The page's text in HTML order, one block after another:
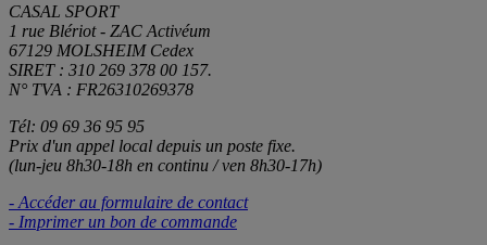
CASAL SPORT
1 rue Blériot - ZAC Activéum
67129 MOLSHEIM Cedex
SIRET : 310 269 378 00 157.
N° TVA : FR26310269378
Tél: 09 69 36 95 95
Prix d'un appel local depuis un poste fixe.
(lun-jeu 8h30-18h en continu / ven 8h30-17h)
- Accéder au formulaire de contact
- Imprimer un bon de commande